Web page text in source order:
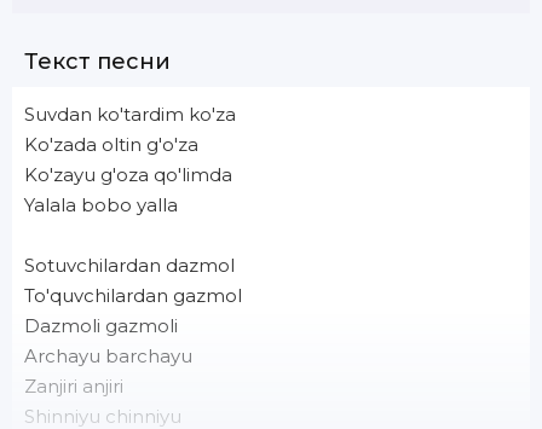
Текст песни
Suvdan ko'tardim ko'za
Ko'zada oltin g'o'za
Ko'zayu g'oza qo'limda
Yalala bobo yalla
Sotuvchilardan dazmol
To'quvchilardan gazmol
Dazmoli gazmoli
Archayu barchayu
Zanjiri anjiri
Shinniyu chinniyu